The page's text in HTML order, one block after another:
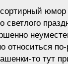
юмор
светлого
относиться по-
то тут